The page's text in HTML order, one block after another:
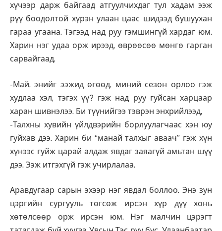
хүчээр дарж байгаад атгуулчихдаг тул хадам ээж
рүү боодолтой хүрэн улаан цаас шидээд бушуухан
гараа угаана. Тэгээд над руу гэмшингүй хардаг юм.
Харин нэг удаа орж ирээд, өврөөсөө мөнгө гарган
сарвайгаад,
-Май, энийг ээжид өгөөд, миний сезон орлоо гэж
худлаа хэл, тэгэх үү? гэж над руу гуйсан харцаар
харан шивнэлээ. Би түүнийгээ тэврэн энхрийлээд,
-Талхны хувийн үйлдвэрийн борлуулагчаас хэн юу
гуйхав дээ. Харин би “манай талхыг аваач” гэж хүн
хүнээс гуйж царай алдаж явдаг заяагүй амьтан шүү
дээ. Ээж итгэхгүй гэж учирлалаа.
Аравдугаар сарын эхээр нэг явдал боллоо. Энэ зун
цэргийн сургууль төгсөж ирсэн хүр дүү хонь
хөтөлсөөр орж ирсэн юм. Нэг малчин цэрэгт